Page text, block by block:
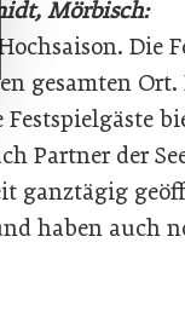
Mörbisch:
Die
gesamten Ort.
Partner der
ganztägig
haben auch